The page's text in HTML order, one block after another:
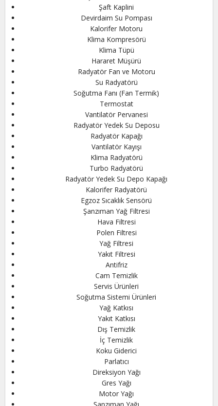
Şaft Kaplini
Devirdaim Su Pompası
Kalorifer Motoru
Klima Kompresörü
Klima Tüpü
Hararet Müşürü
Radyatör Fan ve Motoru
Su Radyatörü
Soğutma Fanı (Fan Termik)
Termostat
Vantilatör Pervanesi
Radyatör Yedek Su Deposu
Radyatör Kapağı
Vantilatör Kayışı
Klima Radyatörü
Turbo Radyatörü
Radyatör Yedek Su Depo Kapağı
Kalorifer Radyatörü
Egzoz Sıcaklık Sensörü
Şanzıman Yağ Filtresi
Hava Filtresi
Polen Filtresi
Yağ Filtresi
Yakıt Filtresi
Antifriz
Cam Temizlik
Servis Ürünleri
Soğutma Sistemi Ürünleri
Yağ Katkısı
Yakıt Katkısı
Dış Temizlik
İç Temizlik
Koku Giderici
Parlatıcı
Direksiyon Yağı
Gres Yağı
Motor Yağı